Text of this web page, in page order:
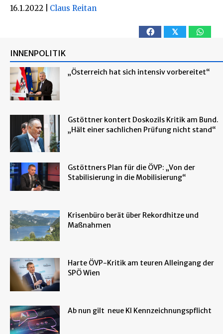
16.1.2022 Claus Reitan
𝕏
INNENPOLITIK
„Österreich hat sich intensiv vorbereitet“
Gstöttner kontert Doskozils Kritik am Bund.
„Hält einer sachlichen Prüfung nicht stand“
Gstöttners Plan für die ÖVP: „Von der
Stabilisierung in die Mobilisierung“
Krisenbüro berät über Rekordhitze und
Maßnahmen
Harte ÖVP-Kritik am teuren Alleingang der
SPÖ Wien
Ab nun gilt neue KI Kennzeichnungspflicht